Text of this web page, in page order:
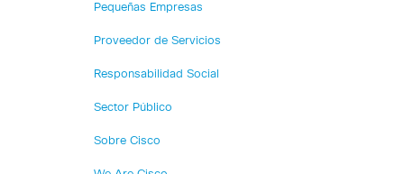
Pequeñas Empresas
Proveedor de Servicios
Responsabilidad Social
Sector Público
Sobre Cisco